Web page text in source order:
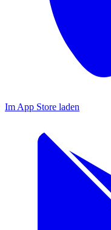
Im App Store laden